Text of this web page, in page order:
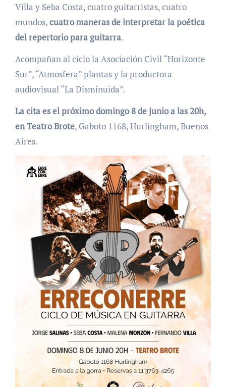
Villa y Seba Costa, cuatro guitarristas, cuatro
mundos,cuatro maneras de interpretar la poética
del repertorio para guitarra.
Acompañan al ciclo la Asociación Civil “Horizonte
Sur”, “Atmosfera” plantas y la productora
audiovisual “La Disminuida”.
La cita es el próximo domingo 8 de junio a las 20h,
en Teatro Brote, Gaboto 1168, Hurlingham, Buenos
Aires.